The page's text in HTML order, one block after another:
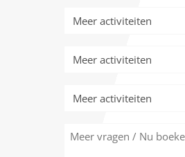
Meer
activiteiten
Meer
activiteiten
Meer
activiteiten
Meer